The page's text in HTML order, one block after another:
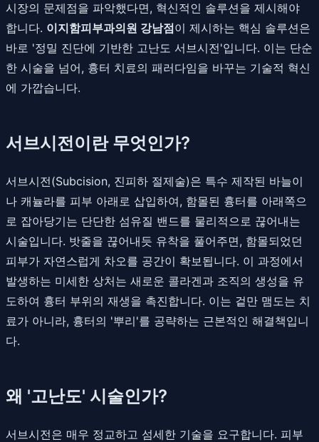
시장의 문제점을 파악했다면, 혁신적인 솔루션을 제시해야
합니다. 이지함피부과의원 강남점이 제시하는 핵심 솔루션은
바로 '정밀 진단에 기반한 고난도 서브시전'입니다. 이는 단순
한 시술을 넘어, 흉터 치료의 패러다임을 바꾸는 기술적 혁신
에 가깝습니다.
서브시전이란 무엇인가?
서브시전(Subcision, 진피하 절제술)은 특수 제작된 바늘이
나 캐뉼라를 피부 아래로 삽입하여, 함몰된 흉터를 아래쪽으
로 잡아당기는 단단한 섬유질 밴드를 물리적으로 끊어내는
시술입니다. 밧줄을 끊어내듯 유착을 풀어주면, 함몰되었던
피부가 자연스럽게 차오를 공간이 확보됩니다. 이 과정에서
발생하는 미세한 상처는 새로운 콜라겐과 조직의 생성을 유
도하여 흉터 부위의 재생을 촉진합니다. 이는 겉만 맴도는 치
료가 아니라, 흉터의 '뿌리'를 공략하는 근본적인 해결책입니
다.
왜 '고난도' 시술인가?
서브시전은 매우 정교하고 섬세한 기술을 요구합니다. 피부